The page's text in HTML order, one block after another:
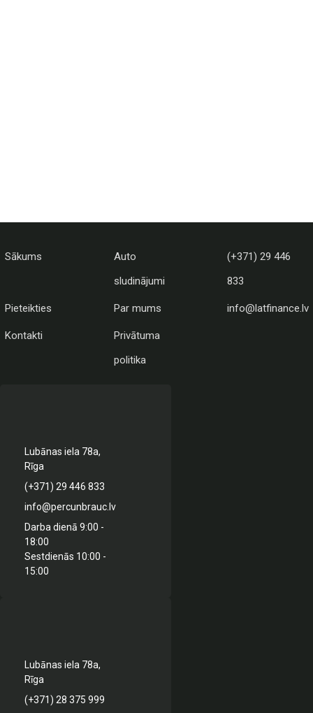
Sākums
Auto
sludinājumi
(+371) 29 446
833
Pieteikties Par mums info@latfinance.lv
Kontakti
Privātuma
politika
Lubānas iela 78a,
Rīga
(+371) 29 446 833
info@percunbrauc.lv
Darba dienā 9:00 -
18:00
Sestdienās 10:00 -
15:00
Lubānas iela 78a,
Rīga
(+371) 28 375 999